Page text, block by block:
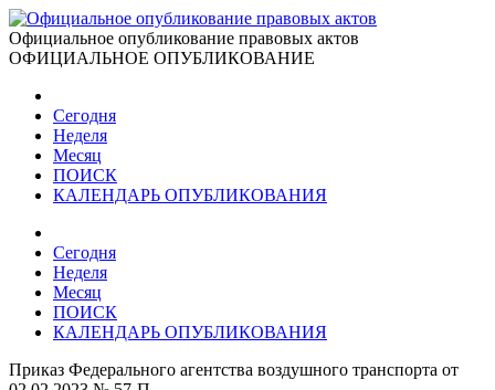
Официальное опубликование правовых актов
ОФИЦИАЛЬНОЕ ОПУБЛИКОВАНИЕ
Сегодня
Неделя
Месяц
ПОИСК
КАЛЕНДАРЬ ОПУБЛИКОВАНИЯ
Сегодня
Неделя
Месяц
ПОИСК
КАЛЕНДАРЬ ОПУБЛИКОВАНИЯ
Приказ Федерального агентства воздушного транспорта от